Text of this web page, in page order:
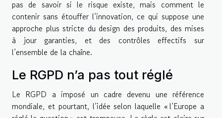
pas de savoir si le risque existe, mais comment le
contenir sans étouffer l’innovation, ce qui suppose une
approche plus stricte du design des produits, des mises
à jour garanties, et des contrôles effectifs sur
l’ensemble de la chaîne.
Le RGPD n’a pas tout réglé
Le RGPD a imposé un cadre devenu une référence
mondiale, et pourtant, l’idée selon laquelle « l’Europe a